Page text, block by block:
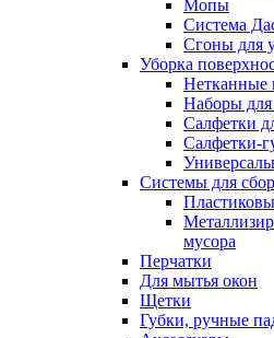
Мопы
Система
Сгоны для
Уборка
Нетканные
Наборы
Салфетки
Салфетки-
Системы для
мусора
Перчатки
Для мытья окон
Щетки
Губки, ручные